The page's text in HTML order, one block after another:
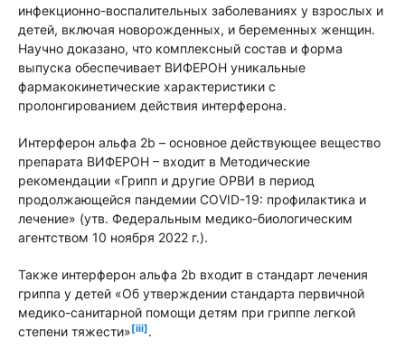
инфекционно-воспалительных заболеваниях у взрослых и
детей, включая новорожденных, и беременных женщин.
Научно доказано, что комплексный состав и форма
выпуска обеспечивает ВИФЕРОН уникальные
фармакокинетические характеристики с
пролонгированием действия интерферона.
Интерферон альфа 2b – основное действующее вещество
препарата ВИФЕРОН – входит в Методические
рекомендации «Грипп и другие ОРВИ в период
продолжающейся пандемии COVID-19: профилактика и
лечение» (утв. Федеральным медико-биологическим
агентством 10 ноября 2022 г.).
Также интерферон альфа 2b входит в стандарт лечения
гриппа у детей «Об утверждении стандарта первичной
медико-санитарной помощи детям при гриппе легкой
степени тяжести»[iii].